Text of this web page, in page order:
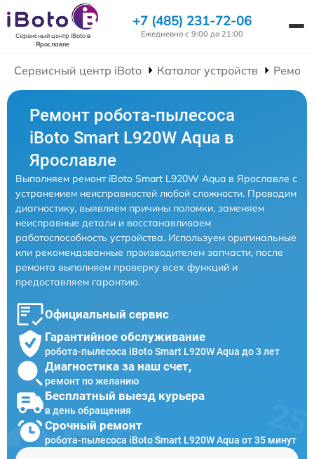
Сервисный центр iBotoв
Ярославле
+7 (485) 231-72-06
Ежедневно с 9:00 до 21:00
Сервисный центр iBoto Каталог устройств
Ремонт робота-пылесоса
iBoto Smart L920W Aqua в
Ярославле
Выполняем ремонт iBoto Smart L920W Aqua в Ярославле с
устранением неисправностей любой сложности. Проводим
диагностику, выявляем причины поломки, заменяем
неисправные детали и восстанавливаем
работоспособность устройства. Используем оригинальные
или рекомендованные производителем запчасти, после
ремонта выполняем проверку всех функций и
предоставляем гарантию.
Официальный сервис
Гарантийное обслуживание
робота-пылесоса iBoto Smart L920W Aqua до 3 лет
Диагностика за наш счет,
ремонт по желанию
Бесплатный выезд курьера
в день обращения
Срочный ремонт
робота-пылесоса iBoto Smart L920W Aqua от 35 минут